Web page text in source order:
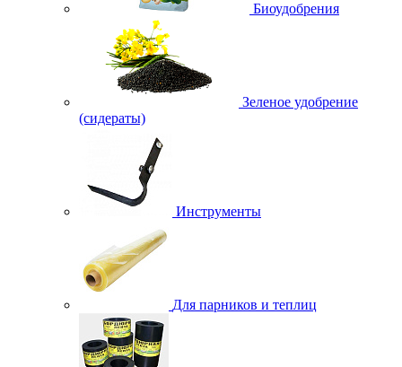
Биоудобрения
Зеленое удобрение
(сидераты)
Инструменты
Для парников и теплиц